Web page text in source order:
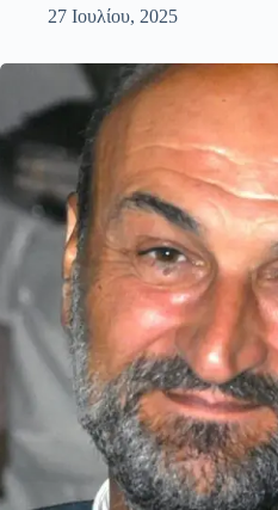
27 Ιουλίου, 2025